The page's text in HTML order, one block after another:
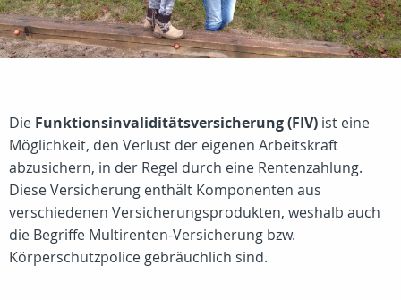
Die Funktionsinvaliditätsversicherung (FIV) ist eine
Möglichkeit, den Verlust der eigenen Arbeitskraft
abzusichern, in der Regel durch eine Rentenzahlung.
Diese Versicherung enthält Komponenten aus
verschiedenen Versicherungsprodukten, weshalb auch
die Begriffe Multirenten-Versicherung bzw.
Körperschutzpolice gebräuchlich sind.